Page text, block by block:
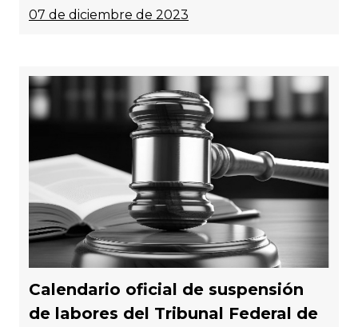
07 de diciembre de 2023
Calendario oficial de suspensión
de labores del Tribunal Federal de